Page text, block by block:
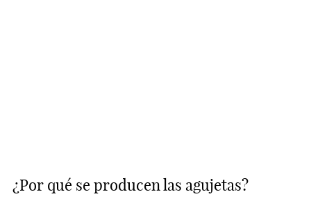
¿Por qué se producen las agujetas?